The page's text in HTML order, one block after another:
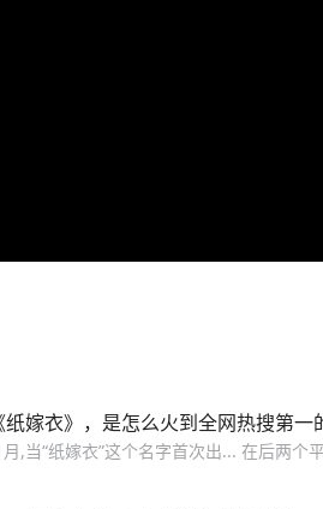
嫁衣》，是怎么火到全网热搜第一
,当“纸嫁衣”这个名字首次出... 在后两个